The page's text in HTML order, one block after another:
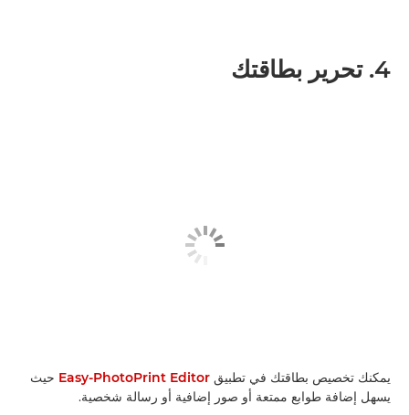
4. تحرير بطاقتك
يمكنك تخصيص بطاقتك في تطبيق Easy-PhotoPrint Editor حيث
يسهل إضافة طوابع ممتعة أو صور إضافية أو رسالة شخصية.